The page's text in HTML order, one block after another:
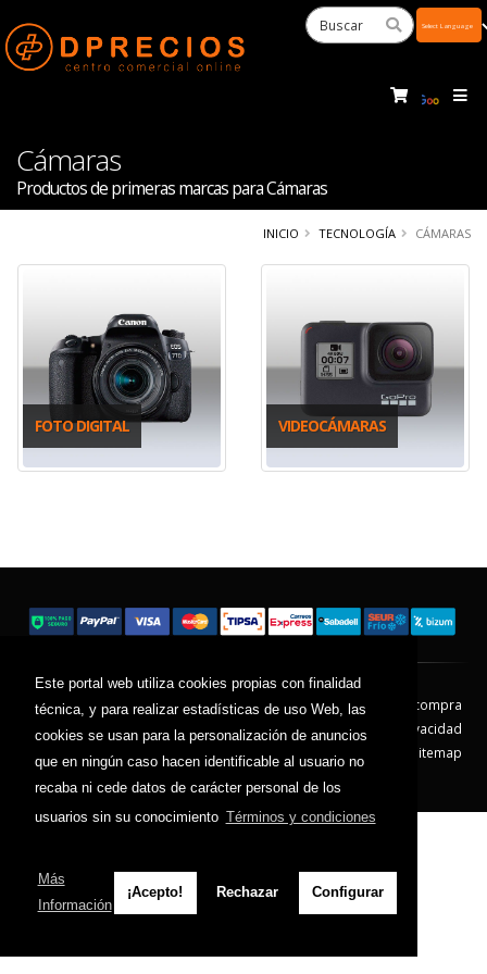
Este portal web utiliza cookies propias con finalidad
técnica, y para realizar estadísticas de uso Web, las
cookies se usan para la personalización de anuncios
que en ningún caso hacen identificable al usuario no
recaba ni cede datos de carácter personal de los
usuarios sin su conocimiento Términos y condiciones
Más
Información
¡Acepto! Rechazar Configurar
Cámaras
Productos de primeras marcas para Cámaras
INICIO TECNOLOGÍA CÁMARAS
FOTO DIGITAL VIDEOCÁMARAS
Contacto Aviso Legal
Condiciones de compra
Política de envíos
Política de devolución
Política de Privacidad
Política de Cookies
Sitemap
© 2026 - Todos los derechos reservados.